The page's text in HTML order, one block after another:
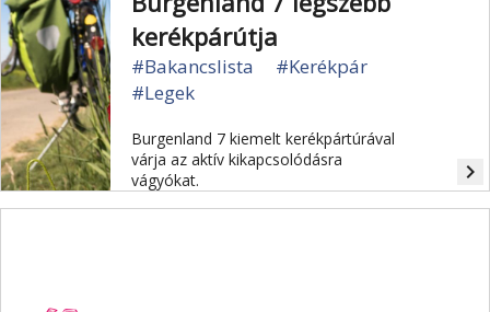
kerékpárútja
#Bakancslista
#Kerékpár
#Legek
Burgenland 7 kiemelt kerékpártúrával
várja az aktív kikapcsolódásra
vágyókat.
navigate_next